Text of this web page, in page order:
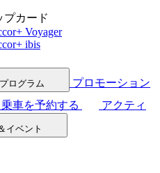
プカード
Voyager
ibis
ログラム
プロモーション
乗車を予約する
アクティ
イベント